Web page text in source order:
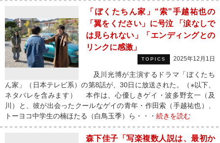
「ぼくたちん家」“索”手越祐也の
「翼をください」に号泣 「涙なしで
は見られない」「エンディングとの
リンクに感激」
TOPICS 2025年12月1日
及川光博が主演するドラマ「ぼくたち
ん家」（日本テレビ系）の第8話が、30日に放送された。（※以下、
ネタバレを含みます） 本作は、心優しきゲイ・波多野玄一（及
川）と、彼が出会ったクールなゲイの青年・作田索（手越祐也）、
トーヨコ中学生の楠ほたる（白鳥玉季）ら・・・ 続きを読む
森下佳子「写楽複数人説は、最初か